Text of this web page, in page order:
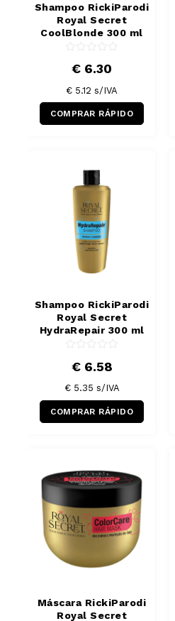
Shampoo RickiParodi
Royal Secret
CoolBlonde 300 ml
€ 6.30
€ 5.12 s/IVA
COMPRAR RÁPIDO
Shampoo RickiParodi
Royal Secret
HydraRepair 300 ml
€ 6.58
€ 5.35 s/IVA
COMPRAR RÁPIDO
Máscara RickiParodi
Royal Secret